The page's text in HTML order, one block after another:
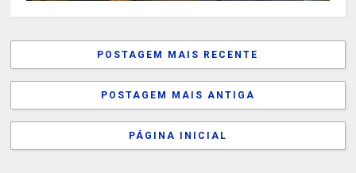
POSTAGEM MAIS RECENTE
POSTAGEM MAIS ANTIGA
PÁGINA INICIAL